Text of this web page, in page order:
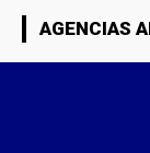
AGENCIAS